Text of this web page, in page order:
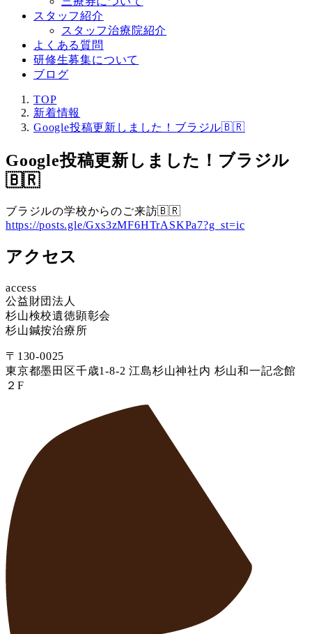
スタッフ紹介
スタッフ治療院紹介
よくある質問
研修生募集について
ブログ
TOP
新着情報
Google投稿更新しました！ブラジル🇧🇷
Google投稿更新しました！ブラジル
🇧🇷
ブラジルの学校からのご来訪🇧🇷
https://posts.gle/Gxs3zMF6HTrASKPa7?g_st=ic
アクセス
access
公益財団法人
杉山検校遺徳顕彰会
杉山鍼按治療所
〒130-0025
東京都墨田区千歳1-8-2 江島杉山神社内 杉山和一記念館
２F